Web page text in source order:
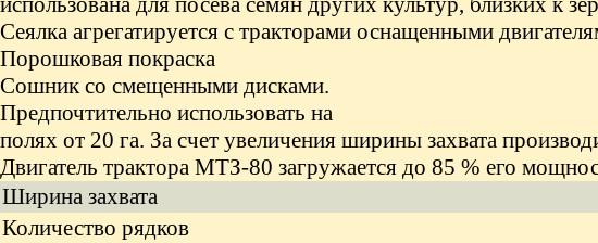
Сеялка агрегатируется с тракторами оснащенными
Порошковая покраска
Сошник со смещенными дисками.
Предпочтительно использовать на
полях от 20 га. За счет увеличения ширины захвата
Двигатель трактора МТЗ-80 загружается до 85 % его
Ширина захвата
Количество рядков